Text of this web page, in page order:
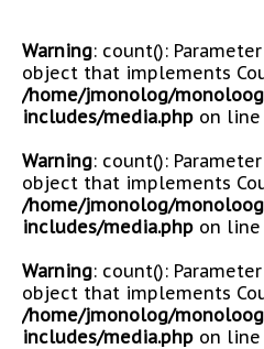
Warning: count():
object that implements
/home/jmonolog/
includes/media.php on line
Warning: count():
object that implements
/home/jmonolog/
includes/media.php on line
Warning: count():
object that implements
/home/jmonolog/
includes/media.php on line